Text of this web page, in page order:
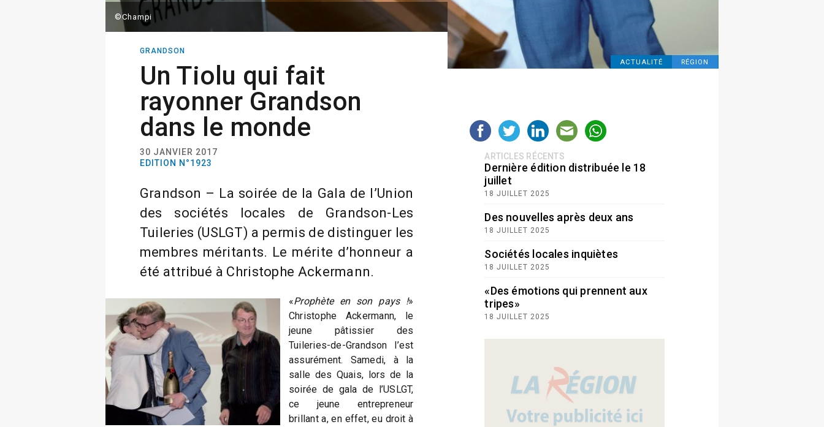
ACTUALITÉ RÉGION
©Champi
GRANDSON
Un Tiolu qui fait
rayonner Grandson
dans le monde
30 JANVIER 2017
EDITION N°1923
Grandson – La soirée de la Gala de l’Union
des sociétés locales de Grandson-Les
Tuileries (USLGT) a permis de distinguer les
membres méritants. Le mérite d’honneur a
été attribué à Christophe Ackermann.
«Prophète en son pays !»
Christophe Ackermann, le
jeune pâtissier des
Tuileries-de-Grandson l’est
assurément. Samedi, à la
salle des Quais, lors de la
soirée de gala de l’USLGT,
ce jeune entrepreneur
brillant a, en effet, eu droit à
ARTICLES RÉCENTS
Dernière édition distribuée le 18
juillet
18 JUILLET 2025
Des nouvelles après deux ans
18 JUILLET 2025
Sociétés locales inquiètes
18 JUILLET 2025
«Des émotions qui prennent aux
tripes»
18 JUILLET 2025